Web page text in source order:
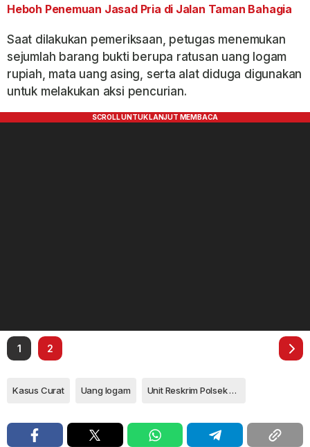
Heboh Penemuan Jasad Pria di Jalan Taman Bahagia
Saat dilakukan pemeriksaan, petugas menemukan
sejumlah barang bukti berupa ratusan uang logam
rupiah, mata uang asing, serta alat diduga digunakan
untuk melakukan aksi pencurian.
1 2
Kasus Curat Uang logam Unit Reskrim Polsek Bintan Timur